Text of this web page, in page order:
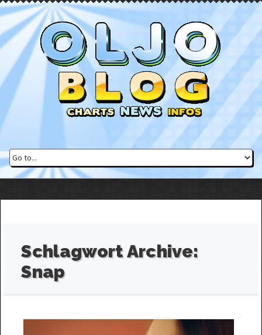
Schlagwort Archive:
Snap